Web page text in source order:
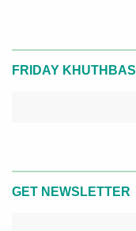
FRIDAY KHUTHBAS
GET NEWSLETTER